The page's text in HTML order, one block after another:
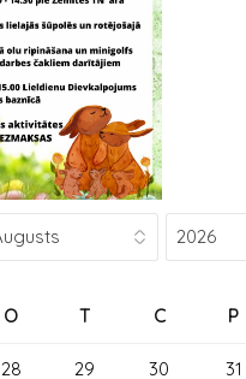
O T C P
28 29 30 31